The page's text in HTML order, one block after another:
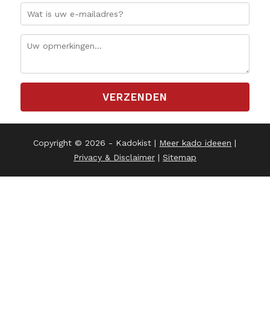
Copyright © 2026 - Kadokist | Meer kado ideeen |
Privacy & Disclaimer| Sitemap